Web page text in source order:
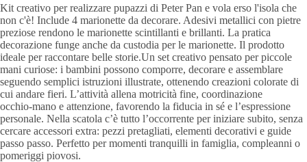
Kit creativo per realizzare pupazzi di Peter Pan e vola erso l'isola che
non c'è! Include 4 marionette da decorare. Adesivi metallici con pietre
preziose rendono le marionette scintillanti e brillanti. La pratica
decorazione funge anche da custodia per le marionette. Il prodotto
ideale per raccontare belle storie.Un set creativo pensato per piccole
mani curiose: i bambini possono comporre, decorare e assemblare
seguendo semplici istruzioni illustrate, ottenendo creazioni colorate di
cui andare fieri. L’attività allena motricità fine, coordinazione
occhio‑mano e attenzione, favorendo la fiducia in sé e l’espressione
personale. Nella scatola c’è tutto l’occorrente per iniziare subito, senza
cercare accessori extra: pezzi pretagliati, elementi decorativi e guide
passo passo. Perfetto per momenti tranquilli in famiglia, compleanni o
pomeriggi piovosi.